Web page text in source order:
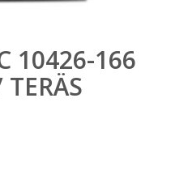
10426-166